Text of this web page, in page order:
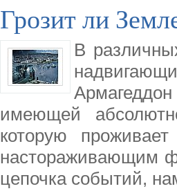
Грозит ли
В
имеющей
которую
настораживающим
цепочка событий,